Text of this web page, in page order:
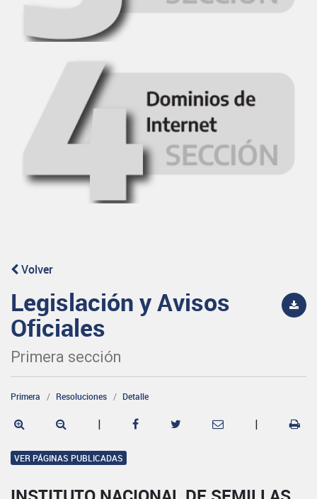
Volver
Legislación y Avisos
Oficiales
Primera sección
Primera Resoluciones Detalle
| |
VER PÁGINAS PUBLICADAS